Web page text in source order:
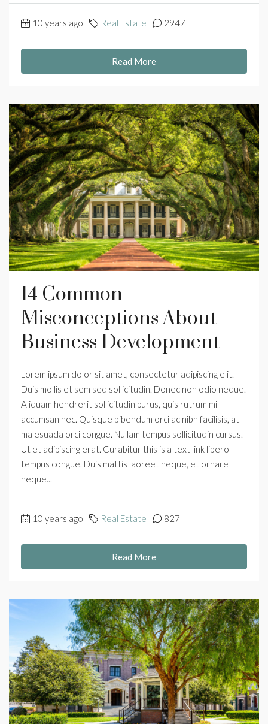
10 years ago Real Estate 2947
Read More
14 Common
Misconceptions About
Business Development
Lorem ipsum dolor sit amet, consectetur adipiscing elit.
Duis mollis et sem sed sollicitudin. Donec non odio neque.
Aliquam hendrerit sollicitudin purus, quis rutrum mi
accumsan nec. Quisque bibendum orci ac nibh facilisis, at
malesuada orci congue. Nullam tempus sollicitudin cursus.
Ut et adipiscing erat. Curabitur this is a text link libero
tempus congue. Duis mattis laoreet neque, et ornare
neque...
10 years ago Real Estate 827
Read More